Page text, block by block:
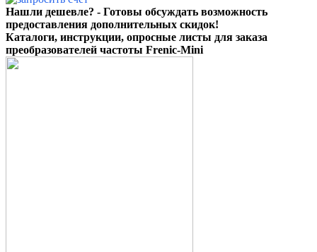
Нашли дешевле? - Готовы обсуждать возможность
предоставления дополнительных скидок!
Каталоги, инструкции, опросные листы для заказа
преобразователей частоты Frenic-Mini